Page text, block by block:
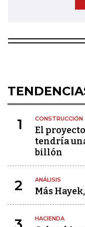
1 CONSTRUCCIÓN
El
tendría
billón
2 ANÁLISIS
Más
HACIENDA